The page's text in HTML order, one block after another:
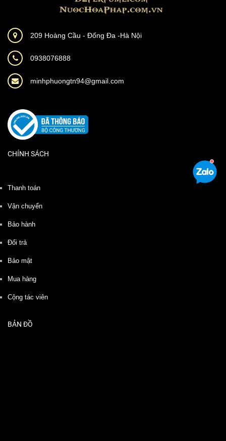
209 Hoàng Cầu - Đống Đa -Hà Nội
0938076888
minhphuongtn94@gmail.com
CHÍNH SÁCH
Thanh toán
Vận chuyển
Bảo hành
Đổi trả
Bảo mật
Mua hàng
Cộng tác viên
BẢN ĐỒ